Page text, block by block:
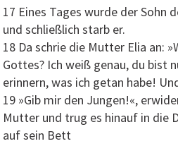
17 Eines Tages wurde der Sohn
und schließlich starb er.
18 Da schrie die Mutter Elia an:
Gottes? Ich weiß genau, du bist
erinnern, was ich getan habe!
19 »Gib mir den Jungen!«,
Mutter und trug es hinauf in die
auf sein Bett